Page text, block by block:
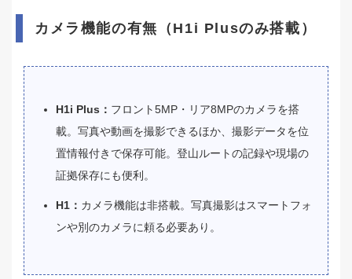
カメラ機能の有無（H1i Plusのみ搭載）
H1i Plus： フロント5MP・リア8MPのカメラを搭
載。写真や動画を撮影できるほか、撮影データを位
置情報付きで保存可能。登山ルートの記録や現場の
証拠保存にも便利。
H1： カメラ機能は非搭載。写真撮影はスマートフォ
ンや別のカメラに頼る必要あり。